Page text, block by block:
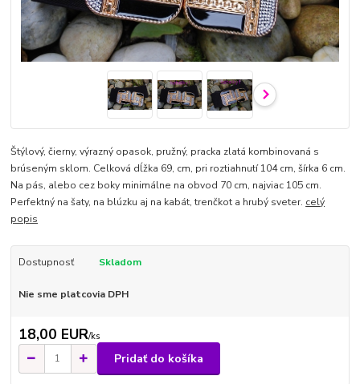
Štýlový, čierny, výrazný opasok, pružný, pracka zlatá kombinovaná s
brúseným sklom. Celková dĺžka 69, cm, pri roztiahnutí 104 cm, šírka 6 cm.
Na pás, alebo cez boky minimálne na obvod 70 cm, najviac 105 cm.
Perfektný na šaty, na blúzku aj na kabát, trenčkot a hrubý sveter. celý
popis
Dostupnosť Skladom
Nie sme platcovia DPH
18,00 EUR/ks
Pridať do košíka